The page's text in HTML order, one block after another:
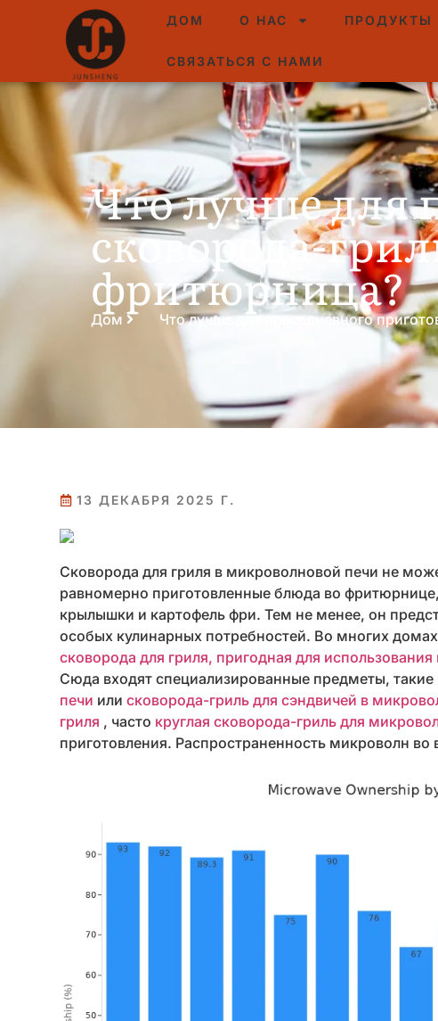
ДОМ О НАС ПРОДУКТЫ
СВЯЗАТЬСЯ С НАМИ
Что лучше для
сковорода-
фритюрница?
Дом Что лучше для повседневного
13 ДЕКАБРЯ 2025 Г.
Сковорода для гриля в микроволновой печи не
равномерно приготовленные блюда во
крылышки и картофель фри. Тем не менее, он
особых кулинарных потребностей. Во многих
сковорода для гриля, пригодная для
Сюда входят специализированные предметы, такие
печи или сковорода-гриль для сэндвичей в
гриля , часто круглая сковорода-гриль для
приготовления. Распространенность микроволн